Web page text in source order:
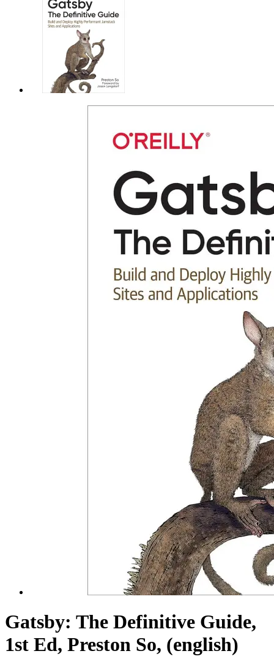
Gatsby: The Definitive Guide,
1st Ed, Preston So, (english)